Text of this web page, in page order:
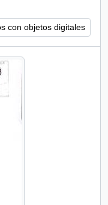
con objetos digitales